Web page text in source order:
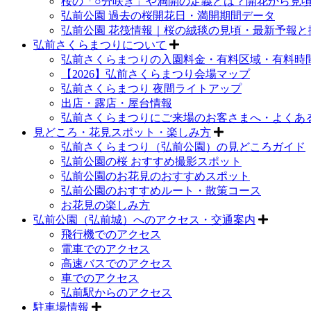
弘前公園 過去の桜開花日・満開期間データ
弘前公園 花筏情報｜桜の絨毯の見頃・最新予報
弘前さくらまつりについて
弘前さくらまつりの入園料金・有料区域・有料時
【2026】弘前さくらまつり会場マップ
弘前さくらまつり 夜間ライトアップ
出店・露店・屋台情報
弘前さくらまつりにご来場のお客さまへ・よくあ
見どころ・花見スポット・楽しみ方
弘前さくらまつり（弘前公園）の見どころガイド
弘前公園の桜 おすすめ撮影スポット
弘前公園のお花見のおすすめスポット
弘前公園のおすすめルート・散策コース
お花見の楽しみ方
弘前公園（弘前城）へのアクセス・交通案内
飛行機でのアクセス
電車でのアクセス
高速バスでのアクセス
車でのアクセス
弘前駅からのアクセス
駐車場情報